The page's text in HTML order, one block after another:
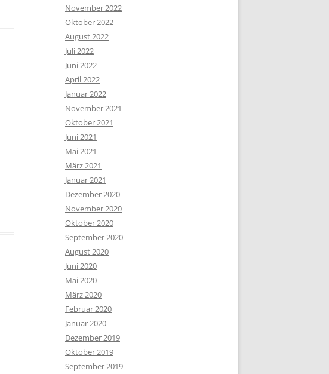
November 2022
Oktober 2022
August 2022
Juli 2022
Juni 2022
April 2022
Januar 2022
November 2021
Oktober 2021
Juni 2021
Mai 2021
März 2021
Januar 2021
Dezember 2020
November 2020
Oktober 2020
September 2020
August 2020
Juni 2020
Mai 2020
März 2020
Februar 2020
Januar 2020
Dezember 2019
Oktober 2019
September 2019